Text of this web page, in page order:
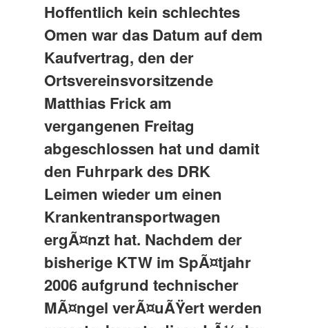
Hoffentlich kein schlechtes
Omen war das Datum auf dem
Kaufvertrag, den der
Ortsvereinsvorsitzende
Matthias Frick am
vergangenen Freitag
abgeschlossen hat und damit
den Fuhrpark des DRK
Leimen wieder um einen
Krankentransportwagen
ergÃ¤nzt hat. Nachdem der
bisherige KTW im SpÃ¤tjahr
2006 aufgrund technischer
MÃ¤ngel verÃ¤uÃŸert werden